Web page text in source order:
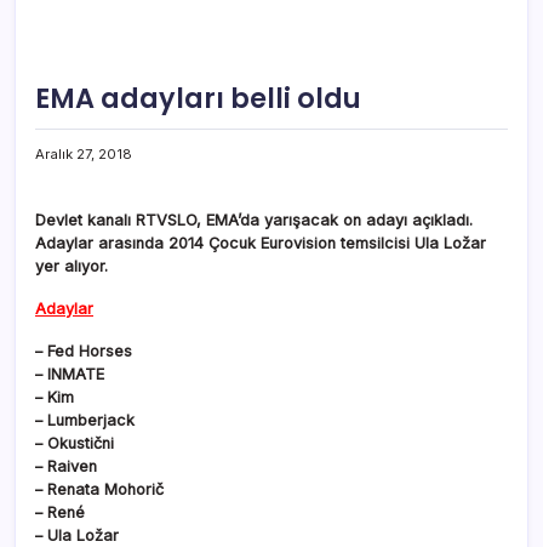
EMA adayları belli oldu
Aralık 27, 2018
Devlet kanalı RTVSLO, EMA’da yarışacak on adayı açıkladı.
Adaylar arasında 2014 Çocuk Eurovision temsilcisi Ula Ložar
yer alıyor.
Adaylar
– Fed Horses
– INMATE
– Kim
– Lumberjack
– Okustični
– Raiven
– Renata Mohorič
– René
– Ula Ložar